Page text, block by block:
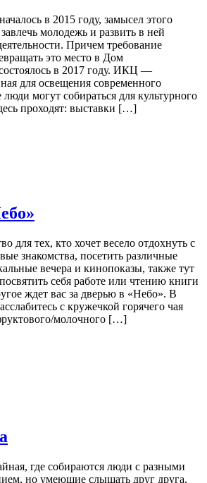
в 2015 году, замысел этого
молодежь и развить в ней
Причем требование
это место в Дом
в 2017 году. ИКЦ —
для освещения современного
люди могут собираться для культурного
проходят: выставки […]
для тех, кто хочет весело отдохнуть с
знакомства, посетить различные
вечера и кинопоказы, также тут
себя работе или чтению книги
ждет вас за дверью в «Небо». В
с кружечкой горячего чая
молочного […]
где собираются люди с разными
но умеющие слышать друг друга,